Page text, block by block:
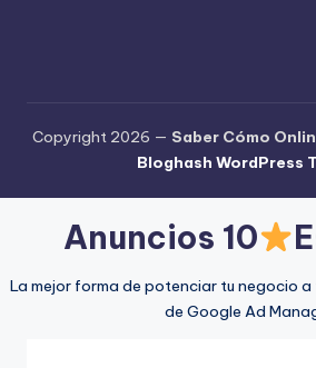
Copyright 2026 — Saber Cómo
Bloghash WordPress
Anuncios 10
La mejor forma de potenciar tu negocio
de Google Ad